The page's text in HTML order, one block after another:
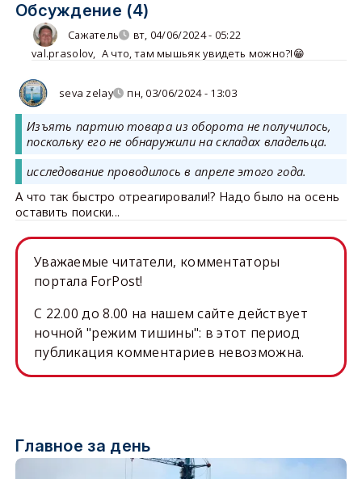
Обсуждение (4)
Сажатель
вт, 04/06/2024 - 05:22
val.prasolov, А что, там мышьяк увидеть можно?!😁
seva zelay пн, 03/06/2024 - 13:03
Изъять партию товара из оборота не получилось,
поскольку его не обнаружили на складах владельца.
исследование проводилось в апреле этого года.
А что так быстро отреагировали!? Надо было на осень
оставить поиски...
Уважаемые читатели, комментаторы
портала ForPost!
C 22.00 до 8.00 на нашем сайте действует
ночной "режим тишины": в этот период
публикация комментариев невозможна.
Главное за день